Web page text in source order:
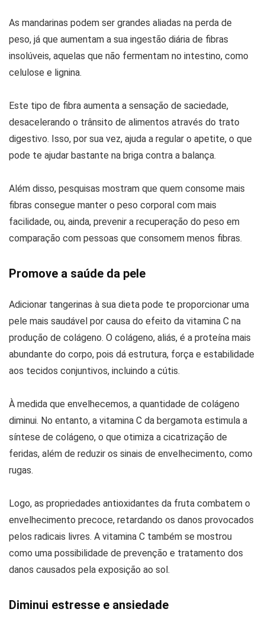
As mandarinas podem ser grandes aliadas na perda de
peso, já que aumentam a sua ingestão diária de fibras
insolúveis, aquelas que não fermentam no intestino, como
celulose e lignina.
Este tipo de fibra aumenta a sensação de saciedade,
desacelerando o trânsito de alimentos através do trato
digestivo. Isso, por sua vez, ajuda a regular o apetite, o que
pode te ajudar bastante na briga contra a balança.
Além disso, pesquisas mostram que quem consome mais
fibras consegue manter o peso corporal com mais
facilidade, ou, ainda, prevenir a recuperação do peso em
comparação com pessoas que consomem menos fibras.
Promove a saúde da pele
Adicionar tangerinas à sua dieta pode te proporcionar uma
pele mais saudável por causa do efeito da vitamina C na
produção de colágeno. O colágeno, aliás, é a proteína mais
abundante do corpo, pois dá estrutura, força e estabilidade
aos tecidos conjuntivos, incluindo a cútis.
À medida que envelhecemos, a quantidade de colágeno
diminui. No entanto, a vitamina C da bergamota estimula a
síntese de colágeno, o que otimiza a cicatrização de
feridas, além de reduzir os sinais de envelhecimento, como
rugas.
Logo, as propriedades antioxidantes da fruta combatem o
envelhecimento precoce, retardando os danos provocados
pelos radicais livres. A vitamina C também se mostrou
como uma possibilidade de prevenção e tratamento dos
danos causados pela exposição ao sol.
Diminui estresse e ansiedade